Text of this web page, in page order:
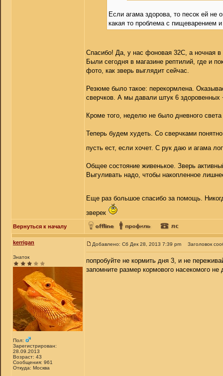
Если агама здорова, то песок ей
какая то проблема с пищеварением
Спасибо! Да, у нас фоновая 32С, а ночная
Были сегодня в магазине рептилий, где и
фото, как зверь выглядит сейчас.
Резюме было такое: перекормлена.
сверчков. А мы давали штук 6 здоровенных
Кроме того, неделю не было дневного
Теперь будем худеть. Со сверчками
пусть ест, если хочет. С рук даю и агама
Общее состояние живенькое. Зверь
Выгуливать надо, чтобы накопленное
Еще раз большое спасибо за помощь.
зверек
Вернуться к началу
kerrigan
Знаток
Пол:
Зарегистрирован:
28.09.2013
Возраст: 43
Сообщения: 961
Откуда: Москва
Добавлено: Сб Дек 28, 2013 7:39 pm Заголовок
попробуйте не кормить дня 3, и не
запомните размер кормового насекомого